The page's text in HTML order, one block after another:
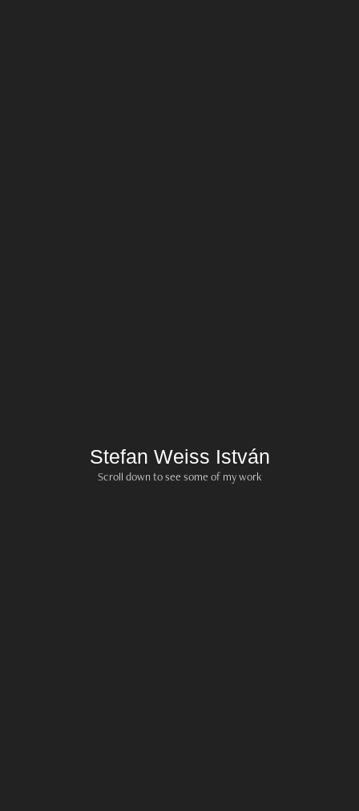
Stefan Weiss István
Scroll down to see some of my work